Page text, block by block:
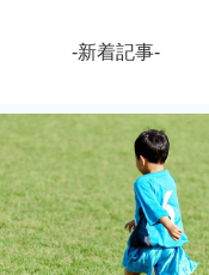
-新着記事-